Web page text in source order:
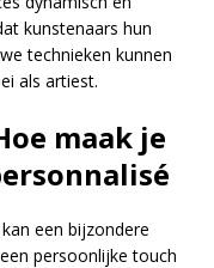
kunstenaars hun
technieken kunnen
als artiest.
maak je
een bijzondere
persoonlijke touch